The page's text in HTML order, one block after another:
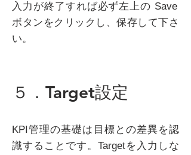
入力が終了すれば必ず左上の Save
ボタンをクリックし、保存して下さ
い。
５．Target設定
KPI管理の基礎は目標との差異を認
識することです。Targetを入力しな